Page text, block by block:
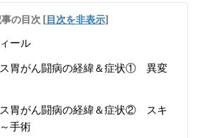
の目次 [目次を非表示]
ール
胃がん闘病の経緯＆症状① 異変
胃がん闘病の経緯＆症状② スキ
手術